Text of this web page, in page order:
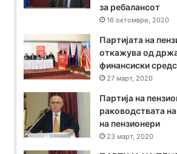
за ребалансот
16 октомври, 2020
Партијата на
откажува од
финансиски
27 март, 2020
Партија на
раководствата
на пензионери
23 март, 2020